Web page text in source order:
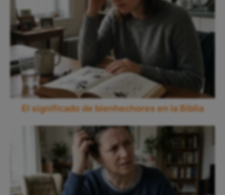
El significado de bienhechores en la Biblia